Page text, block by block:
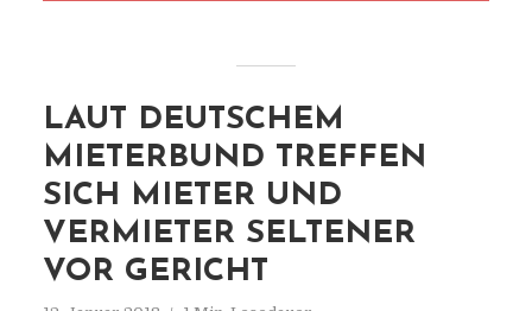
LAUT DEUTSCHEM
MIETERBUND TREFFEN
SICH MIETER UND
VERMIETER SELTENER
VOR GERICHT